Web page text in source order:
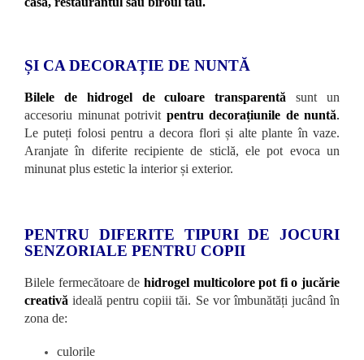
ȘI CA DECORAȚIE DE NUNTĂ
Bilele de hidrogel de culoare transparentă sunt un
accesoriu minunat potrivit pentru decorațiunile de nuntă.
Le puteți folosi pentru a decora flori și alte plante în vaze.
Aranjate în diferite recipiente de sticlă, ele pot evoca un
minunat plus estetic la interior și exterior.
PENTRU DIFERITE TIPURI DE JOCURI
SENZORIALE PENTRU COPII
Bilele fermecătoare de hidrogel multicolore pot fi o jucărie
creativăideală pentru copiii tăi. Se vor îmbunătăți jucând în
zona de:
culorile